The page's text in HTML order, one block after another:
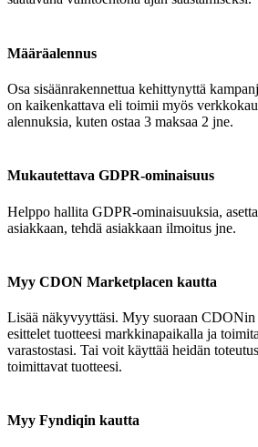
Määräalennus
Osa sisäänrakennettua kehittynyttä
on kaikenkattava eli toimii myös
alennuksia, kuten ostaa 3 maksaa 2 jne.
Mukautettava GDPR-ominaisuus
Helppo hallita GDPR-ominaisuuksia,
asiakkaan, tehdä asiakkaan ilmoitus jne.
Myy CDON Marketplacen kautta
Lisää näkyvyyttäsi. Myy suoraan
esittelet tuotteesi markkinapaikalla ja
varastostasi. Tai voit käyttää heidän
toimittavat tuotteesi.
Myy Fyndiqin kautta